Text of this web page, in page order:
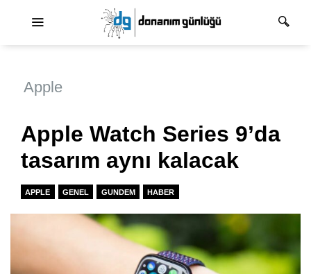
Apple
Apple Watch Series 9’da
tasarım aynı kalacak
APPLE GENEL GUNDEM HABER